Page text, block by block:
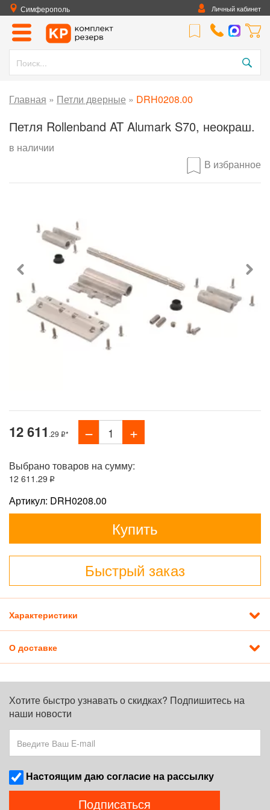
Симферополь Личный кабинет
Главная » Петли дверные » DRH0208.00
Петля Rollenband AT Alumark S70, неокраш.
в наличии
В избранное
12 611 .29 *
Выбрано товаров на сумму:
12 611 .29
Артикул: DRH0208.00
Купить
Быстрый заказ
Характеристики
О доставке
Хотите быстро узнавать о скидках? Подпишитесь на
наши новости
Наcтоящим даю согласие на рассылку
Подписаться